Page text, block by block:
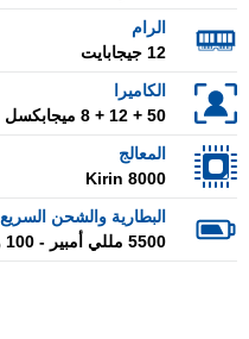
الرام
12 جيجابايت
الكاميرا
50 + 12 + 8 ميجابكسل
المعالج
Kirin 8000
البطارية والشحن السريع
5500 مللي أمبير - 100 واط